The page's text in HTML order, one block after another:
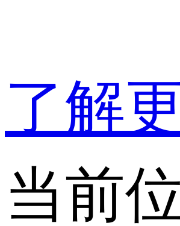
了解
当前位